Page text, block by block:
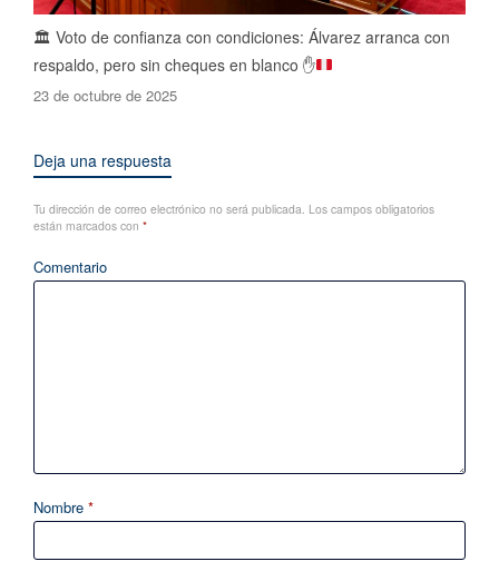
🏛️ Voto de confianza con condiciones: Álvarez arranca con
respaldo, pero sin cheques en blanco ✋
23 de octubre de 2025
Deja una respuesta
Tu dirección de correo electrónico no será publicada. Los campos obligatorios
están marcados con *
Comentario
Nombre *